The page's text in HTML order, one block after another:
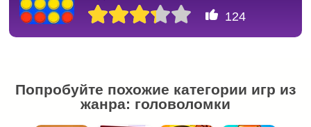
124
Попробуйте похожие категории игр из
жанра: головоломки